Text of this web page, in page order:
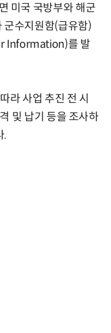
미국 국방부와 해군
군수지원함(급유함)
Information)를 발
라 사업 추진 전 시
및 납기 등을 조사하
.